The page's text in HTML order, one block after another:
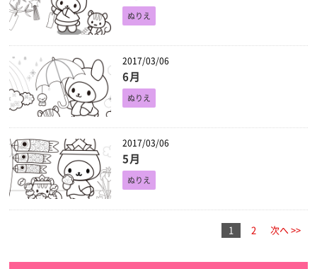
ぬりえ
2017/03/06
6月
ぬりえ
2017/03/06
5月
ぬりえ
1 2 次へ >>